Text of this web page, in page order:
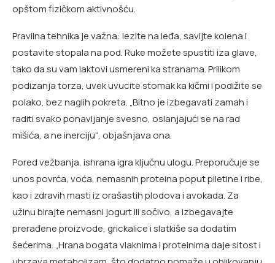
opštom fizičkom aktivnošću.
Pravilna tehnika je važna: lezite na leđa, savijte kolena i
postavite stopala na pod. Ruke možete spustiti iza glave,
tako da su vam laktovi usmereni ka stranama. Prilikom
podizanja torza, uvek uvucite stomak ka kičmi i podižite se
polako, bez naglih pokreta. „Bitno je izbegavati zamah i
raditi svako ponavljanje svesno, oslanjajući se na rad
mišića, a ne inerciju“, objašnjava ona.
Pored vežbanja, ishrana igra ključnu ulogu. Preporučuje se
unos povrća, voća, nemasnih proteina poput piletine i ribe,
kao i zdravih masti iz orašastih plodova i avokada. Za
užinu birajte nemasni jogurt ili sočivo, a izbegavajte
prerađene proizvode, grickalice i slatkiše sa dodatim
šećerima. „Hrana bogata vlaknima i proteinima daje sitost i